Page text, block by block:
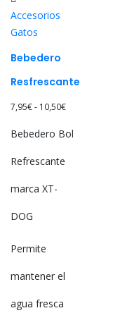
Las
opciones
se
pueden
en
la
de
producto
Accesorios
Gatos
Bebedero
Resfrescante
7,95€- 10,50€Rango
precios:
Bebedero Bol
Refrescante
marca XT-
DOG
Permite
mantener el
agua fresca